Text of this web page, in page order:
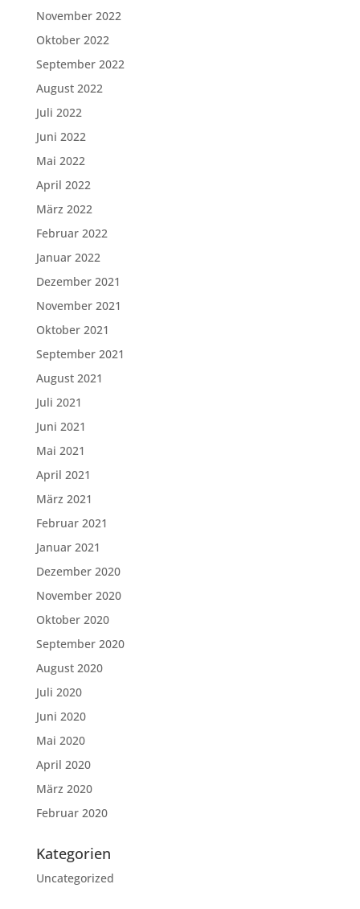
November 2022
Oktober 2022
September 2022
August 2022
Juli 2022
Juni 2022
Mai 2022
April 2022
März 2022
Februar 2022
Januar 2022
Dezember 2021
November 2021
Oktober 2021
September 2021
August 2021
Juli 2021
Juni 2021
Mai 2021
April 2021
März 2021
Februar 2021
Januar 2021
Dezember 2020
November 2020
Oktober 2020
September 2020
August 2020
Juli 2020
Juni 2020
Mai 2020
April 2020
März 2020
Februar 2020
Kategorien
Uncategorized